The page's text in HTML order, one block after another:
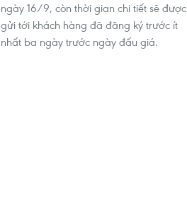
ngày 16/9, còn thời gian chi tiết sẽ được
gửi tới khách hàng đã đăng ký trước ít
nhất ba ngày trước ngày đấu giá.